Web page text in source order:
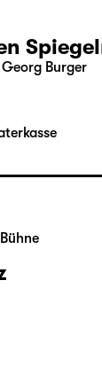
Spiegeln
Burger